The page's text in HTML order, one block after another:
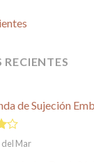
de Sujeción
del Mar